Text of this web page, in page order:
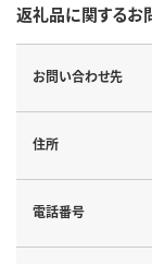
返礼品に関するお
お問い合わせ先
住所
電話番号